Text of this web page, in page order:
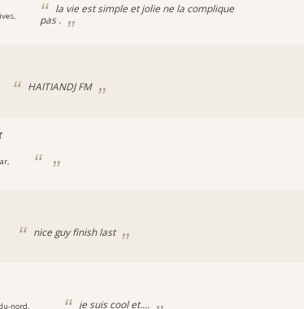
la vie est simple et jolie ne la complique
pas .
HAITIANDJ FM
nice guy finish last
nord,
je suis cool et....